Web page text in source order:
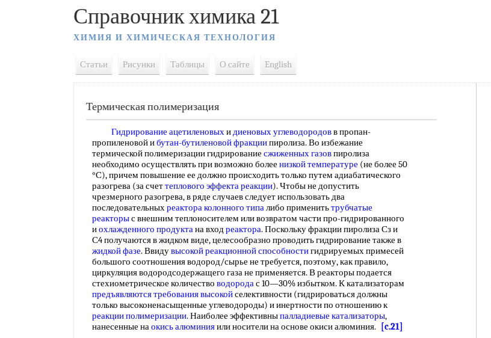
Справочник химика 21
ХИМИЯ И ХИМИЧЕСКАЯ ТЕХНОЛОГИЯ
Статьи Рисунки Таблицы О сайте English
Термическая полимеризация
Гидрирование ацетиленовыхидиеновых углеводородовв пропан-
пропиленовой ибутан-бутиленовой фракциипиролиза. Во избежание
термической полимеризации гидрирование сжиженных газовпиролиза
необходимо осуществлять при возможно более низкой температуре (не более 50
°С), причем повышение ее должно происходить только путем адиабатического
разогрева (за счеттеплового эффекта реакции). Чтобы не допустить
чрезмерного разогрева, в ряде случаев следует использовать два
последовательныхреактора колонного типалибо применитьтрубчатые
реакторыс внешним теплоносителем или возвратом части про-гидрированного
иохлажденного продуктана входреактора. Поскольку фракции пиролиза Сз и
С4 получаются в жидком виде, целесообразно проводить гидрирование также в
жидкой фазе. Ввидувысокойреакционной способностигидрируемых примесей
большого соотношения водород/сырье не требуется, поэтому, как правило,
циркуляция водородсодержащего газа не применяется. В реакторы подается
стехиометрическое количество водородас 10—30% избытком. К катализаторам
предъявляются требованиявысокойселективности (гидрироваться должны
только высоконенасыщенные углеводороды) и инертности по отношению к
реакции полимеризации. Наиболее эффективныпалладиевые катализаторы,
нанесенные наокись алюминияили носители на основе окиси алюминия. [c.21]